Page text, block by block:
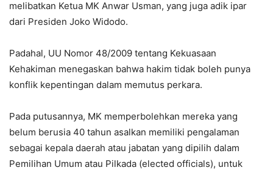
melibatkan Ketua MK Anwar Usman, yang juga adik ipar
dari Presiden Joko Widodo.
Padahal, UU Nomor 48/2009 tentang Kekuasaan
Kehakiman menegaskan bahwa hakim tidak boleh punya
konflik kepentingan dalam memutus perkara.
Pada putusannya, MK memperbolehkan mereka yang
belum berusia 40 tahun asalkan memiliki pengalaman
sebagai kepala daerah atau jabatan yang dipilih dalam
Pemilihan Umum atau Pilkada (elected officials), untuk